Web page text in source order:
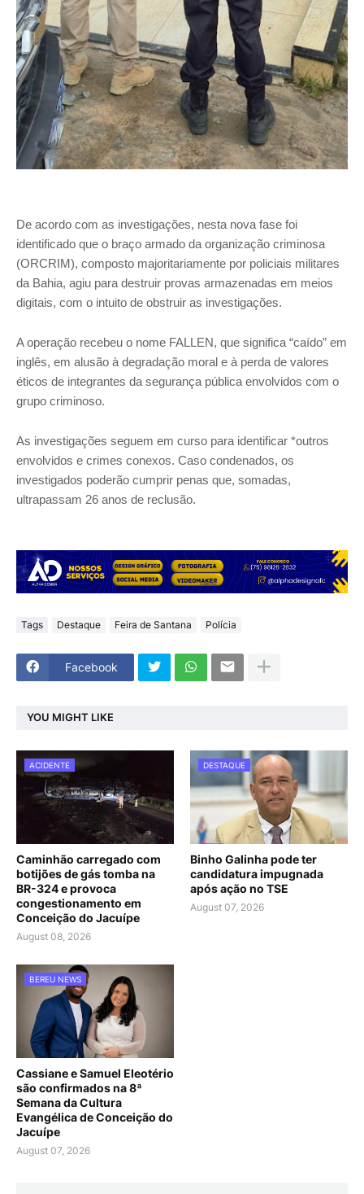
De acordo com as investigações, nesta nova fase foi
identificado que o braço armado da organização criminosa
(ORCRIM), composto majoritariamente por policiais militares
da Bahia, agiu para destruir provas armazenadas em meios
digitais, com o intuito de obstruir as investigações.
A operação recebeu o nome FALLEN, que significa “caído” em
inglês, em alusão à degradação moral e à perda de valores
éticos de integrantes da segurança pública envolvidos com o
grupo criminoso.
As investigações seguem em curso para identificar *outros
envolvidos e crimes conexos. Caso condenados, os
investigados poderão cumprir penas que, somadas,
ultrapassam 26 anos de reclusão.
Tags Destaque Feira de Santana Polícia
Facebook
YOU MIGHT LIKE
ACIDENTE
Caminhão carregado com
botijões de gás tomba na
BR-324 e provoca
congestionamento em
Conceição do Jacuípe
August 08, 2026
DESTAQUE
Binho Galinha pode ter
candidatura impugnada
após ação no TSE
August 07, 2026
BEREU NEWS
Cassiane e Samuel Eleotério
são confirmados na 8ª
Semana da Cultura
Evangélica de Conceição do
Jacuípe
August 07, 2026